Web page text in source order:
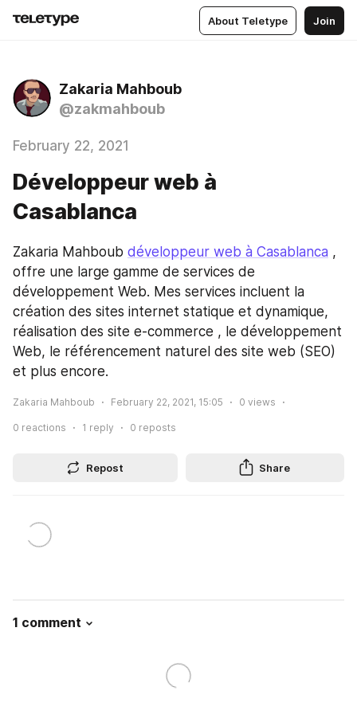
About Teletype Join
Zakaria Mahboub
@zakmahboub
February 22, 2021
Développeur web à
Casablanca
Zakaria Mahboub développeur web à Casablanca ,
offre une large gamme de services de
développement Web. Mes services incluent la
création des sites internet statique et dynamique,
réalisation des site e-commerce , le développement
Web, le référencement naturel des site web (SEO)
et plus encore.
Zakaria Mahboub February 22, 2021, 15:05 0 views
0 reactions 1 reply 0 reposts
Repost Share
1 comment